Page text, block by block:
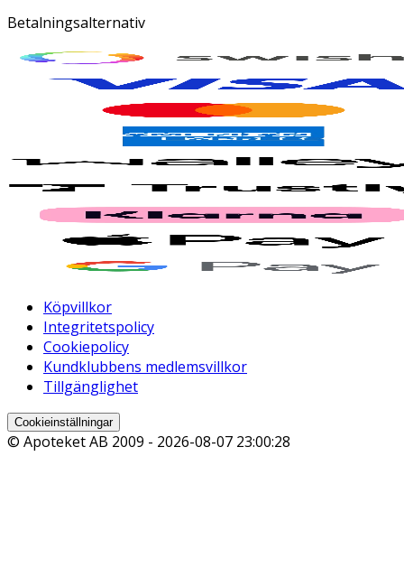
Betalningsalternativ
Köpvillkor
Integritetspolicy
Cookiepolicy
Kundklubbens medlemsvillkor
Tillgänglighet
Cookieinställningar
© Apoteket AB 2009 - 2026-08-07 23:00:28